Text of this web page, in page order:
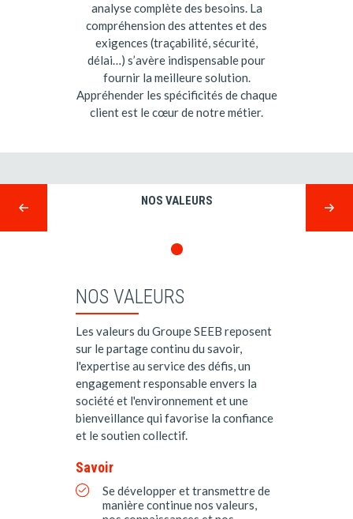
analyse complète des besoins. La
compréhension des attentes et des
exigences (traçabilité, sécurité,
délai…) s’avère indispensable pour
fournir la meilleure solution.
Appréhender les spécificités de chaque
client est le cœur de notre métier.
NOS VALEURS
NOS VALEURS
Les valeurs du Groupe SEEB reposent
sur le partage continu du savoir,
l'expertise au service des défis, un
engagement responsable envers la
société et l'environnement et une
bienveillance qui favorise la confiance
et le soutien collectif.
Savoir
Se développer et transmettre de
manière continue nos valeurs,